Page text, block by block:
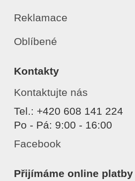
Reklamace
Oblíbené
Kontakty
Kontaktujte nás
Tel.: +420 608 141 224
Po - Pá: 9:00 - 16:00
Facebook
Přijímáme online platby